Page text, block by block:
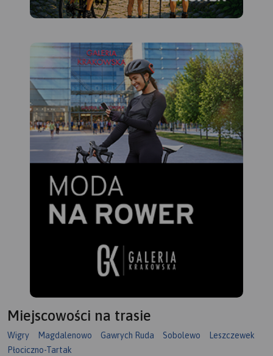
jeziorem – Hańczą na czele.
Polodowcową pamiątką są
tworzące głazowiska,
przetransportowane tu ze
Skandynawii. Uroku dodają
rozległe kompleksy Puszczy
Augustowskiej, okalającej
większą część linii brzegowej
Jeziora Wigry.
Obszar ten to idealne miejsce
dla amatorów sportów
spływy kajakowe Czarną
Hańczą. Warto również
wybrać się na spacery i
wycieczki rowerowe po
Rok
Miejscowości na trasie
Wigry Magdalenowo Gawrych Ruda Sobolewo
Leszczewek
Płociczno-Tartak